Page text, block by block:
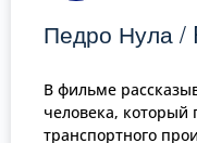
Педро Нула /
В фильме
человека, который
транспортного